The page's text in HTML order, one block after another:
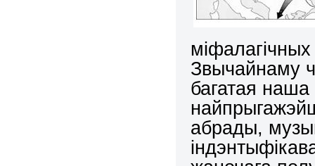
Звычайнаму
багатая наша
абрады,